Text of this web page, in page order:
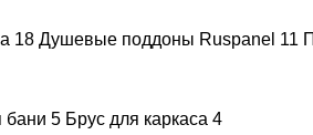
18 Душевые поддоны Ruspanel 11
бани 5 Брус для каркаса 4